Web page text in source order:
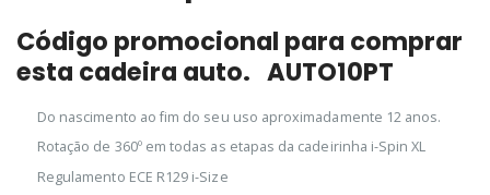
Código promocional para comprar
esta cadeira auto. AUTO10PT
Do nascimento ao fim do seu uso aproximadamente 12 anos.
Rotação de 360º em todas as etapas da cadeirinha i-Spin XL
Regulamento ECE R129 i-Size